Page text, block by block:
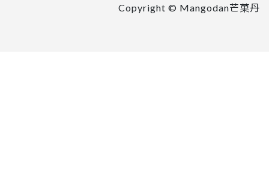
Copyright © Mangodan芒菓丹